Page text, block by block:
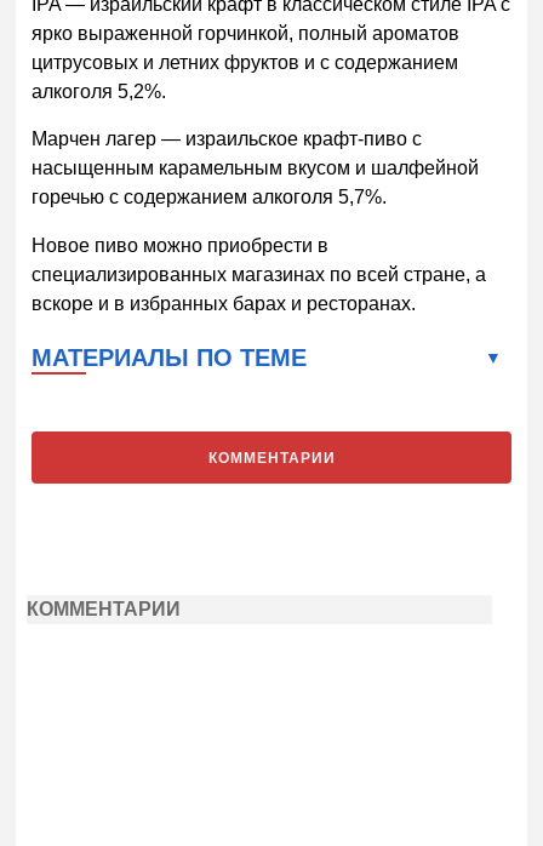
ярко выраженной горчинкой, полный ароматов
цитрусовых и летних фруктов и с содержанием
алкоголя 5,2%.
Марчен лагер — израильское крафт-пиво с
насыщенным карамельным вкусом и шалфейной
горечью с содержанием алкоголя 5,7%.
Новое пиво можно приобрести в
специализированных магазинах по всей стране, а
вскоре и в избранных барах и ресторанах.
МАТЕРИАЛЫ ПО ТЕМЕ
КОММЕНТАРИИ
КОММЕНТАРИИ